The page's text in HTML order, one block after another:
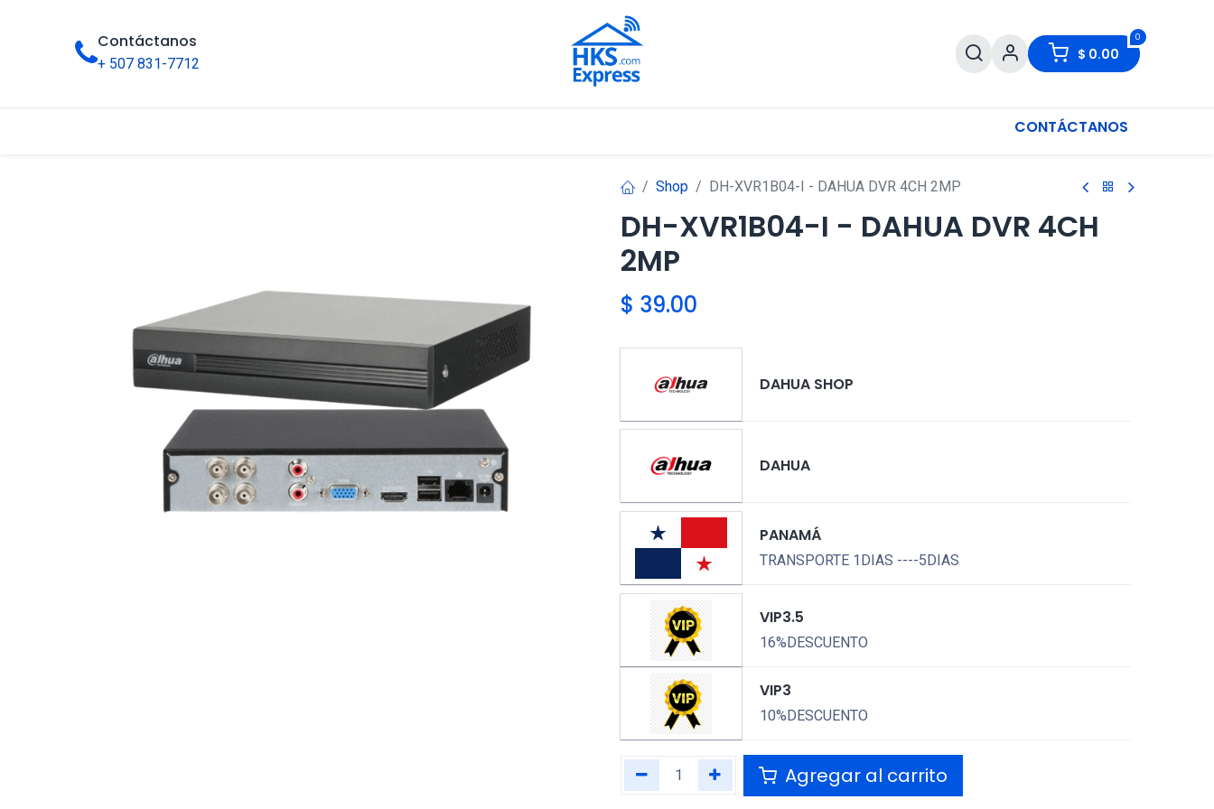
Contáctanos
+ 507 831-7712
0
$ 0.00
CONTÁCTANOS
Shop DH-XVR1B04-I - DAHUA DVR 4CH 2MP
DH-XVR1B04-I - DAHUA DVR 4CH
2MP
$ 39.00
DAHUA SHOP
DAHUA
PANAMÁ
TRANSPORTE 1DIAS ----5DIAS
VIP3.5
16%DESCUENTO
VIP3
10%DESCUENTO
Agregar al carrito